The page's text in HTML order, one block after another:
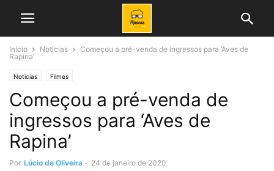
Início Noticias
Começou a pré-venda de ingressos para ‘Aves de
Rapina’
Noticias Filmes
Começou a pré-venda de
ingressos para ‘Aves de
Rapina’
Por Lúcio de Oliveira - 24 de janeiro de 2020